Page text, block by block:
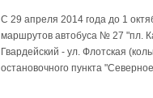
С 29 апреля 2014 года до 1
маршрутов автобуса № 27 "пл.
Гвардейский - ул. Флотская
остановочного пункта